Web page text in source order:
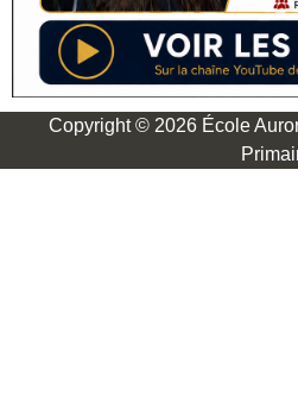
Copyright © 2026 École